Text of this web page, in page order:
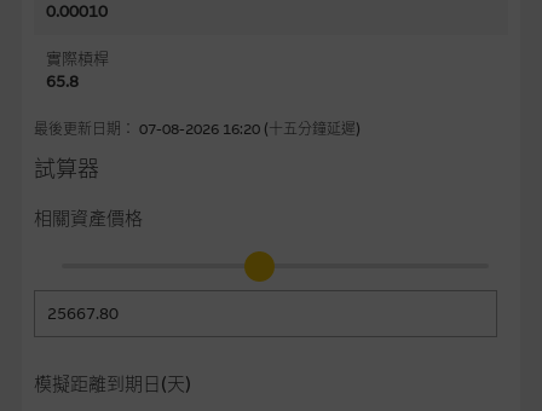
0.00010
實際槓桿
65.8
最後更新日期： 07-08-2026 16:20 (十五分鐘延遲)
試算器
相關資產價格
模擬距離到期日(天)
務更新網站內容，或修正任何其後變為明顯失實之地方。網站內
知。
任何指示價格報價、公開資料或分析是基於我們相信的假設及參
可以合理選擇到的，因此並不保證該類報價單、公開資料或分析
為準確、完整或合理。我們不作陳述，亦不保證任何所示的指示
表現或回報將來會實現。過去業績並不保證將來表現。網站內容
來自我們在所示日期時認為可靠之來源，且均以真誠提供，然
而，麥格理集團不作陳述，亦不保證網站內容在任何用途上均完
整、可靠、準確、合時或適合，亦不為資料的準確程度、完整性
定。